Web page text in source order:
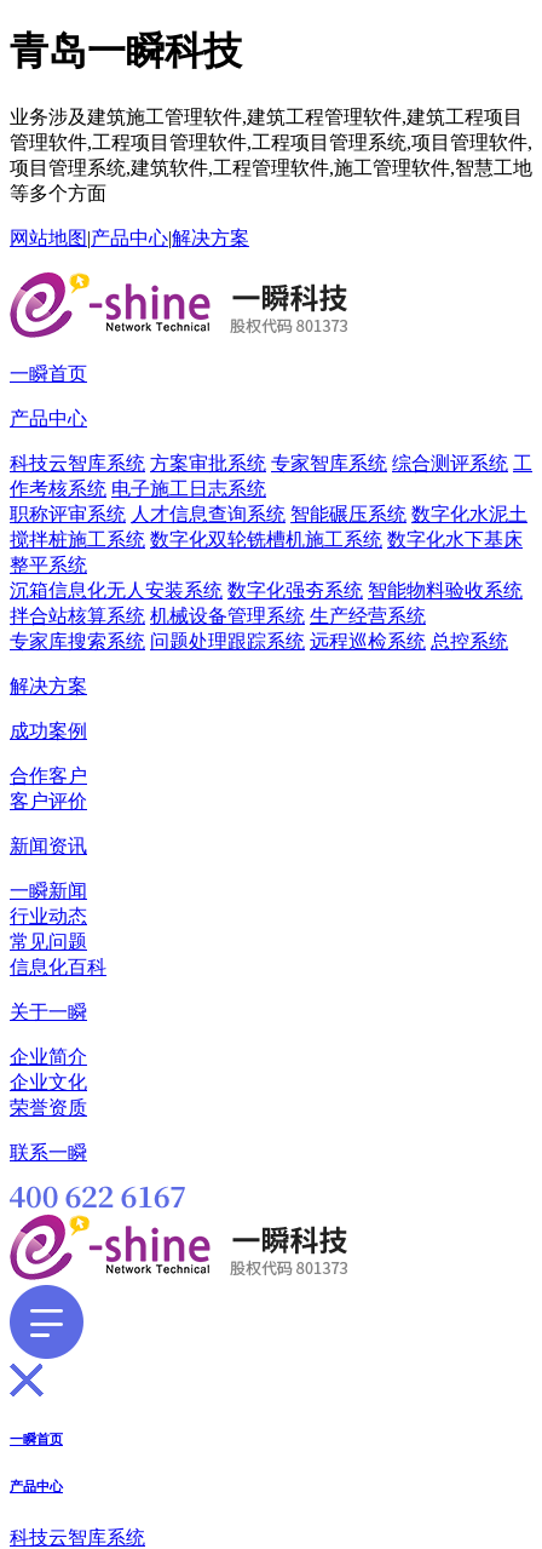
青岛一瞬科技
业务涉及建筑施工管理软件,建筑工程管理软件,建筑工程项目
管理软件,工程项目管理软件,工程项目管理系统,项目管理软件,
项目管理系统,建筑软件,工程管理软件,施工管理软件,智慧工地
等多个方面
网站地图|产品中心|解决方案
一瞬首页
产品中心
科技云智库系统 方案审批系统 专家智库系统 综合测评系统 工
作考核系统 电子施工日志系统
职称评审系统 人才信息查询系统 智能碾压系统 数字化水泥土
搅拌桩施工系统 数字化双轮铣槽机施工系统 数字化水下基床
整平系统
沉箱信息化无人安装系统 数字化强夯系统 智能物料验收系统
拌合站核算系统 机械设备管理系统 生产经营系统
专家库搜索系统 问题处理跟踪系统 远程巡检系统 总控系统
解决方案
成功案例
合作客户
客户评价
新闻资讯
一瞬新闻
行业动态
常见问题
信息化百科
关于一瞬
企业简介
企业文化
荣誉资质
联系一瞬
一瞬首页
产品中心
科技云智库系统